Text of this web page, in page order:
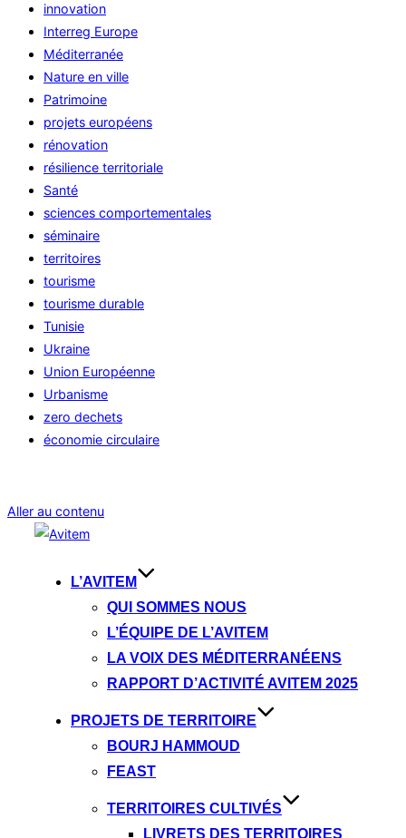
innovation
Interreg Europe
Méditerranée
Nature en ville
Patrimoine
projets européens
rénovation
résilience territoriale
Santé
sciences comportementales
séminaire
territoires
tourisme
tourisme durable
Tunisie
Ukraine
Union Européenne
Urbanisme
zero dechets
économie circulaire
Aller au contenu
L’AVITEM
QUI SOMMES NOUS
L’ÉQUIPE DE L’AVITEM
LA VOIX DES MÉDITERRANÉENS
RAPPORT D’ACTIVITÉ AVITEM 2025
PROJETS DE TERRITOIRE
BOURJ HAMMOUD
FEAST
TERRITOIRES CULTIVÉS
LIVRETS DES TERRITOIRES